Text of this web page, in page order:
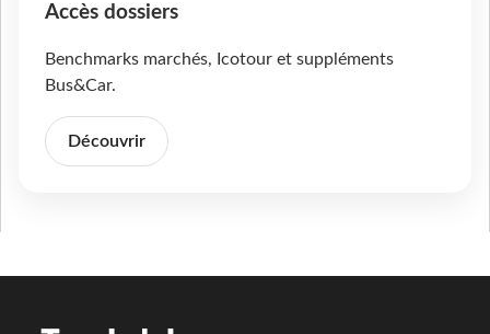
Accès dossiers
Benchmarks marchés, Icotour et suppléments
Bus&Car.
Découvrir